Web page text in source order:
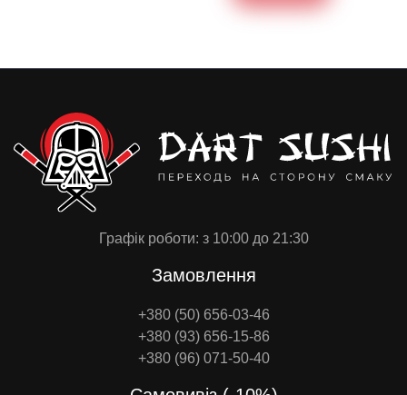
Графік роботи: з 10:00 до 21:30
Замовлення
+380 (50) 656-03-46
+380 (93) 656-15-86
+380 (96) 071-50-40